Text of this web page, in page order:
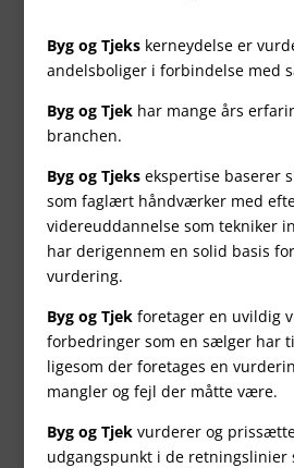
Byg og Tjekskerneydelse er
andelsboliger i forbindelse med
Byg og Tjekhar mange års
branchen.
Byg og Tjeksekspertise baserer
som faglært håndværker med
videreuddannelse som tekniker
har derigennem en solid basis
vurdering.
Byg og Tjekforetager en uvildig
forbedringer som en sælger har
ligesom der foretages en
mangler og fejl der måtte være.
Byg og Tjekvurderer og
udgangspunkt i de retningslinier